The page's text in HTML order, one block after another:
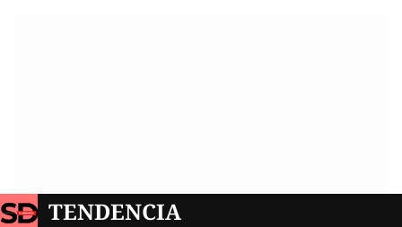
TENDENCIA